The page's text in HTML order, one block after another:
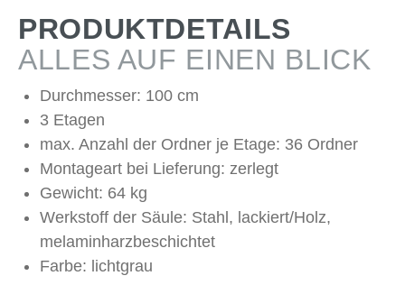
PRODUKTDETAILS
ALLES AUF EINEN BLICK
Durchmesser: 100 cm
3 Etagen
max. Anzahl der Ordner je Etage: 36 Ordner
Montageart bei Lieferung: zerlegt
Gewicht: 64 kg
Werkstoff der Säule: Stahl, lackiert/Holz,
melaminharzbeschichtet
Farbe: lichtgrau